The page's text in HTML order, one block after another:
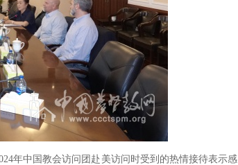
年中国教会访问团赴美访问时受到的热情接待表示感